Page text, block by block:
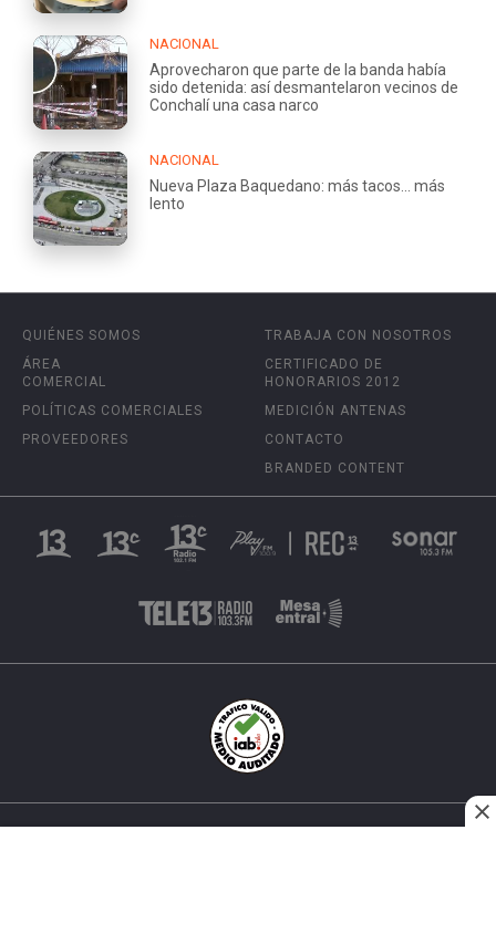
NACIONAL
Aprovecharon que parte de la banda había
sido detenida: así desmantelaron vecinos de
Conchalí una casa narco
NACIONAL
Nueva Plaza Baquedano: más tacos... más
lento
QUIÉNES SOMOS
ÁREA
COMERCIAL
POLÍTICAS COMERCIALES
PROVEEDORES
TRABAJA CON NOSOTROS
CERTIFICADO DE
HONORARIOS 2012
MEDICIÓN ANTENAS
CONTACTO
BRANDED CONTENT